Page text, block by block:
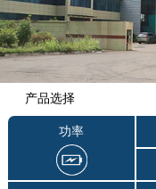
产品选择
功率